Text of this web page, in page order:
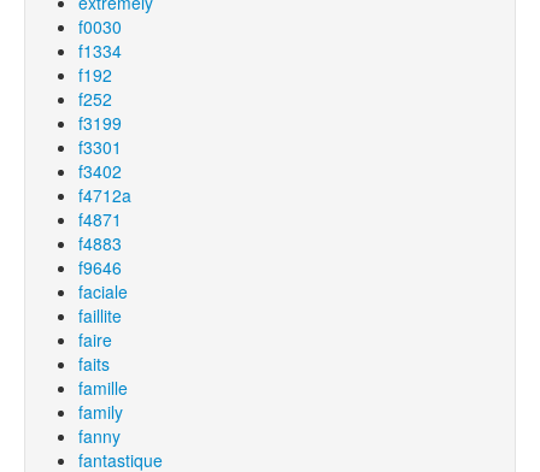
f0030
f1334
f192
f252
f3199
f3301
f3402
f4712a
f4871
f4883
f9646
faciale
faillite
faire
faits
famille
family
fanny
fantastique